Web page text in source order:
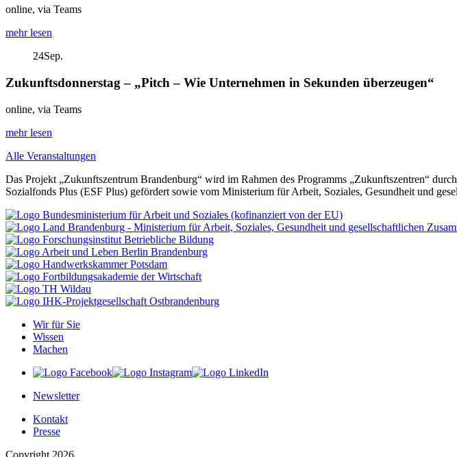
online, via Teams
mehr lesen
24Sep.
Zukunftsdonnerstag – „Pitch – Wie Unternehmen in Sekunden überzeugen“
online, via Teams
mehr lesen
Alle Veranstaltungen
Das Projekt „Zukunftszentrum Brandenburg“ wird im Rahmen des Programms „Zukunftszentren“
Sozialfonds Plus (ESF Plus) gefördert sowie vom Ministerium für Arbeit, Soziales, Gesundheit und
Wir für Sie
Wissen
Machen
Newsletter
Kontakt
Presse
Copyright 2026